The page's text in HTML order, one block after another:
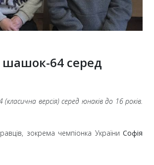
64 серед
версія) серед юнаків до 16 років.
зокрема чемпіонка України Софія